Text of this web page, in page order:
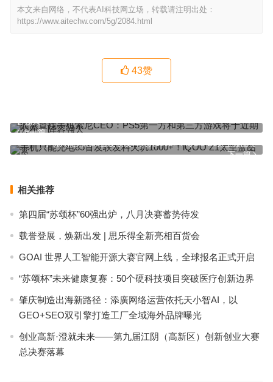
本文来自网络，不代表AI科技网立场，转载请注明出处：
https://www.aitechw.com/5g/2084.html
43赞
上一篇
容强大
下一篇
手机只能充电85首发联发科天玑1000+！iQOO Z1太空蓝图赏
相关推荐
第四届“苏颂杯”60强出炉，八月决赛蓄势待发
载誉登展，焕新出发 | 思乐得全新亮相百货会
GOAI 世界人工智能开源大赛官网上线，全球报名正式开启
“苏颂杯”未来健康复赛：50个硬科技项目突破医疗创新边界
肇庆制造出海新路径：添廣网络运营依托天小智AI，以
GEO+SEO双引擎打造工厂全域海外品牌曝光
创业高新·澄就未来——第九届江阴（高新区）创新创业大赛
总决赛落幕